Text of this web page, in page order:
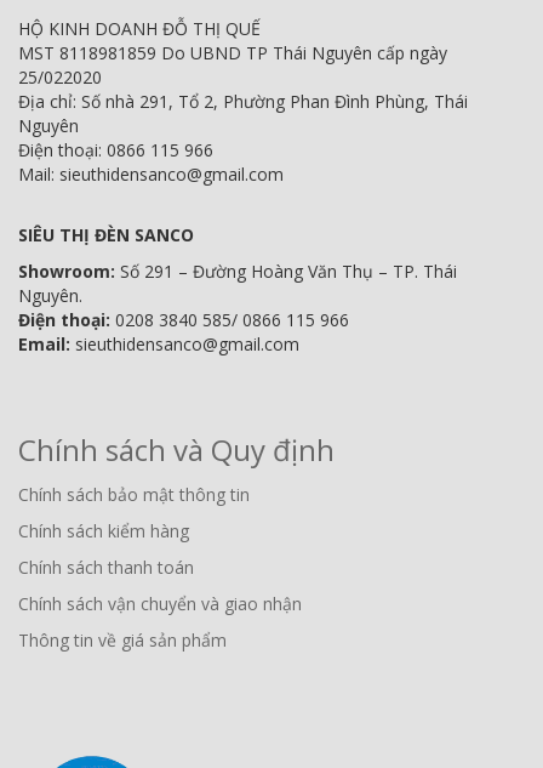
HỘ KINH DOANH ĐỖ THỊ QUẾ
MST 8118981859 Do UBND TP Thái Nguyên cấp ngày
25/022020
Địa chỉ: Số nhà 291, Tổ 2, Phường Phan Đình Phùng, Thái
Nguyên
Điện thoại: 0866 115 966
Mail: sieuthidensanco@gmail.com
SIÊU THỊ ĐÈN SANCO
Showroom: Số 291 – Đường Hoàng Văn Thụ – TP. Thái
Nguyên.
Điện thoại: 0208 3840 585/ 0866 115 966
Email: sieuthidensanco@gmail.com
Chính sách và Quy định
Chính sách bảo mật thông tin
Chính sách kiểm hàng
Chính sách thanh toán
Chính sách vận chuyển và giao nhận
Thông tin về giá sản phẩm